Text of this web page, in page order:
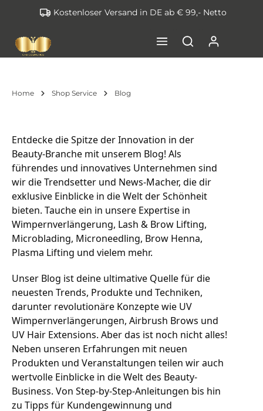
springenKostenloser Versand in DE ab € 99,- Netto
Home Shop Service Blog
Entdecke die Spitze der Innovation in der
Beauty-Branche mit unserem Blog! Als
führendes und innovatives Unternehmen sind
wir die Trendsetter und News-Macher, die dir
exklusive Einblicke in die Welt der Schönheit
bieten. Tauche ein in unsere Expertise in
Wimpernverlängerung, Lash & Brow Lifting,
Microblading, Microneedling, Brow Henna,
Plasma Lifting und vielem mehr.
Unser Blog ist deine ultimative Quelle für die
neuesten Trends, Produkte und Techniken,
darunter revolutionäre Konzepte wie UV
Wimpernverlängerungen, Airbrush Brows und
UV Hair Extensions. Aber das ist noch nicht alles!
Neben unseren Erfahrungen mit neuen
Produkten und Veranstaltungen teilen wir auch
wertvolle Einblicke in die Welt des Beauty-
Business. Von Step-by-Step-Anleitungen bis hin
zu Tipps für Kundengewinnung und